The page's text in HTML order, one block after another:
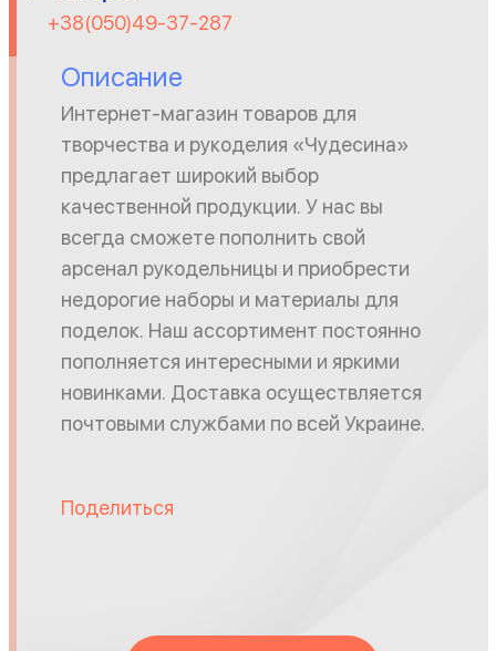
+38(050)49-37-287
Описание
Интернет-магазин товаров для
творчества и рукоделия «Чудесина»
предлагает широкий выбор
качественной продукции. У нас вы
всегда сможете пополнить свой
арсенал рукодельницы и приобрести
недорогие наборы и материалы для
поделок. Наш ассортимент постоянно
пополняется интересными и яркими
новинками. Доставка осуществляется
почтовыми службами по всей Украине.
Поделиться